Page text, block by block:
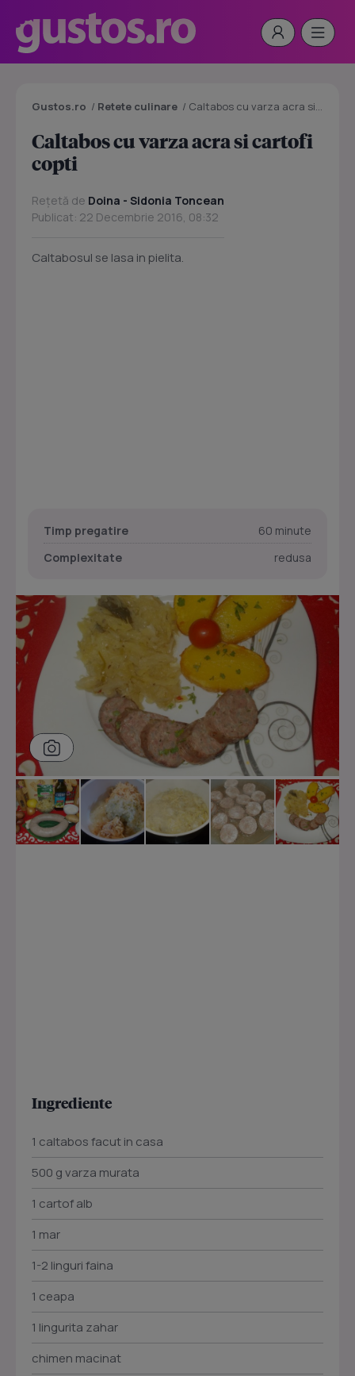
Gustos.ro / Retete culinare / Caltabos cu varza acra si cartofi copti
Caltabos cu varza acra si cartofi
copti
Rețetă de Doina - Sidonia Toncean
Publicat: 22 Decembrie 2016, 08:32
Caltabosul se lasa in pielita.
Timp pregatire
60 minute
Complexitate
redusa
Ingrediente
1 caltabos facut in casa
500 g varza murata
1 cartof alb
1 mar
1-2 linguri faina
1 ceapa
1 lingurita zahar
chimen macinat